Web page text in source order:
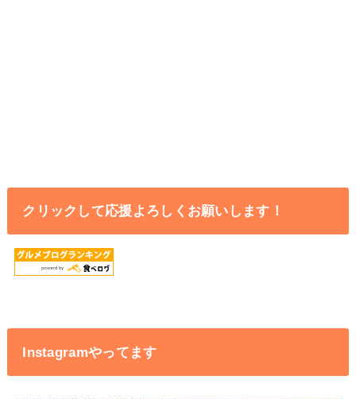
クリックして応援よろしくお願いします！
Instagramやってます